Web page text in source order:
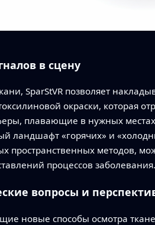
в сцену
SparStVR позволяет
окраски, которая
плавающие в нужных
ландшафт «горячих» и
пространственных методов,
процессов заболевания.
вопросы и
новые способы осмотра